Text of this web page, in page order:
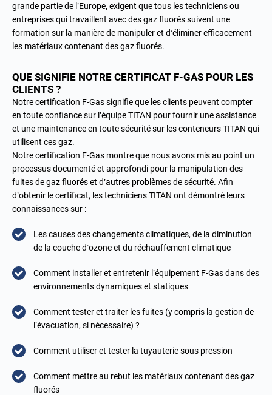
grande partie de l’Europe, exigent que tous les techniciens ou
entreprises qui travaillent avec des gaz fluorés suivent une
formation sur la manière de manipuler et d’éliminer efficacement
les matériaux contenant des gaz fluorés.
QUE SIGNIFIE NOTRE CERTIFICAT F-GAS POUR LES
CLIENTS ?
Notre certification F-Gas signifie que les clients peuvent compter
en toute confiance sur l’équipe TITAN pour fournir une assistance
et une maintenance en toute sécurité sur les conteneurs TITAN qui
utilisent ces gaz.
Notre certification F-Gas montre que nous avons mis au point un
processus documenté et approfondi pour la manipulation des
fuites de gaz fluorés et d’autres problèmes de sécurité. Afin
d’obtenir le certificat, les techniciens TITAN ont démontré leurs
connaissances sur :
Les causes des changements climatiques, de la diminution
de la couche d’ozone et du réchauffement climatique
Comment installer et entretenir l’équipement F-Gas dans des
environnements dynamiques et statiques
Comment tester et traiter les fuites (y compris la gestion de
l’évacuation, si nécessaire) ?
Comment utiliser et tester la tuyauterie sous pression
Comment mettre au rebut les matériaux contenant des gaz
fluorés